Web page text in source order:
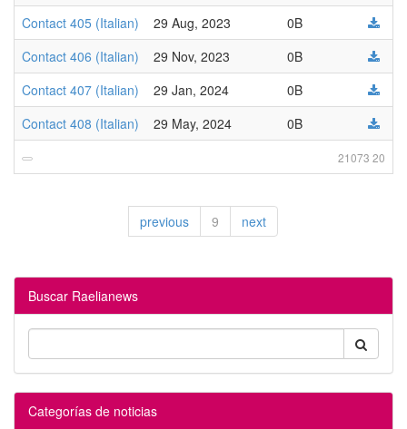
Contact 405 (Italian)
29 Aug, 2023
0B
Contact 406 (Italian)
29 Nov, 2023
0B
Contact 407 (Italian)
29 Jan, 2024
0B
Contact 408 (Italian)
29 May, 2024 0B
21073 20
previous 9 next
Buscar Raelianews
Categorías de noticias